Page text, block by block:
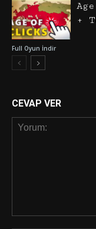
Full Oyun İndir
+
CEVAP VER